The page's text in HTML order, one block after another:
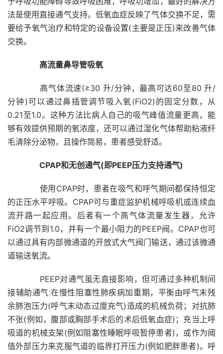
法是使用直接通气支持。低氧血症反映了气体交换不足，需
要给予氧气治疗和特定的设备设置(主要是正压)来改善气体
交换。
高流量鼻导管吸氧
高气体流速(≥30 升/分钟，最高可达60至80 升/
分钟)可以通过鼻插管调节吸入氧(FiO2)的固定分数，从
0.21至1.0。这种方法比病人自己的吸气峰值流量更高，能
够有效提供预期的氧浓度，还可以通过湿化气体帮助粘液纤
毛清除分泌物，且操作简易，患者感受舒适。
CPAP和无创通气(即PEEP压力支持通气)
使用CPAP时，患者在吸气和呼气期间都保持恒定
的正压水平呼吸。CPAP可与重症监护机械呼吸机或连续血
流开路一起应用。后者有一个高气体流量发生器，允许
FiO2调节到1.0，并有一个最小阻力的PEEP阀。CPAP也可
以通过具有内部微通道的开放式大气阀门输送，通过该微通
道输送氧流。
PEEP对通气虽无直接影响，但可通过多种机制间
接辅助通气:在慢性阻塞性肺疾病加重期，平衡由呼气末残
余肺泡压力(呼气末动态过度充气)造成的机械负荷；对抗肺
不张(例如，腹部或胸部手术后的术后低氧血症)；充当上呼
吸道的机械支架(例如阻塞性睡眠呼吸暂停患者)，或作为阈
值外部压力来克服气道的临界打开压力(例如肥胖患者)。呼